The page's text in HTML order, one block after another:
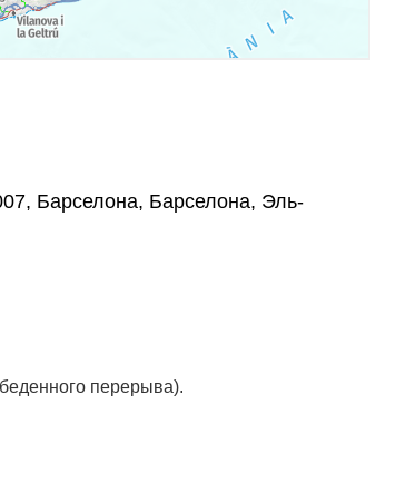
Барселона, Барселона, Эль-
перерыва).